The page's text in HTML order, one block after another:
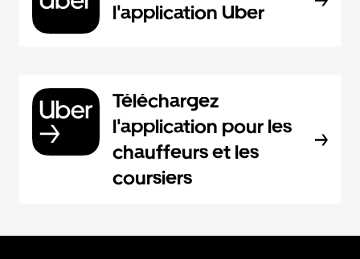
l'application Uber
Téléchargez
l'application pour les
chauffeurs et les
coursiers